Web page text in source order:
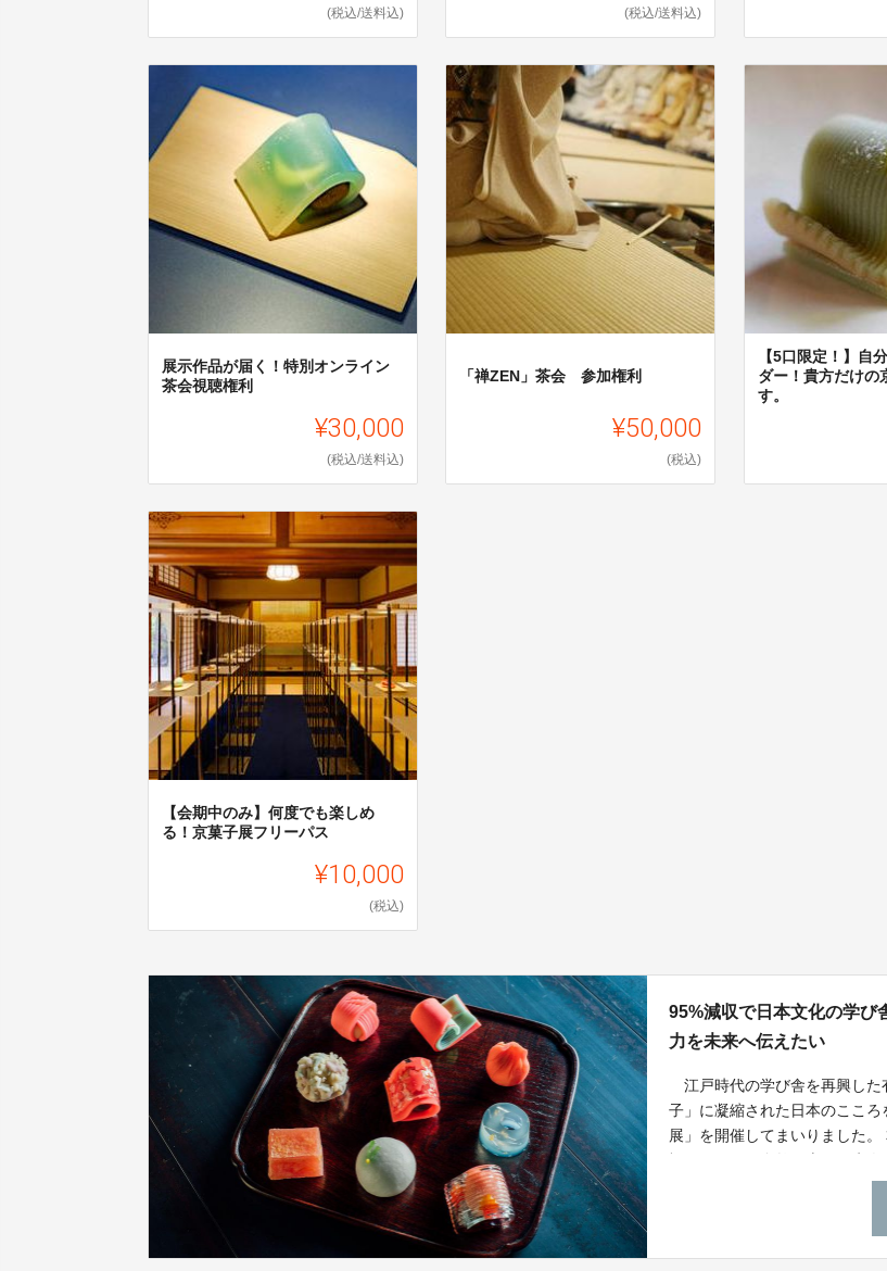
(税込/送料込) (税込/送料込)
展示作品が届く！特別オンライン
茶会視聴権利
¥30,000
(税込/送料込)
「禅ZEN」茶会 参加権利
¥50,000
(税込)
【5口限定！】自
ダー！貴方だけの
す。
【会期中のみ】何度でも楽しめ
る！京菓子展フリーパス
¥10,000
(税込)
95%減収で日本文化の学び
力を未来へ伝えたい
江戸時代の学び舎を再興した
子」に凝縮された日本のここ
展」を開催してまいりました
を決意いたしました。 ただ美
為にも、活動運営資金のご支